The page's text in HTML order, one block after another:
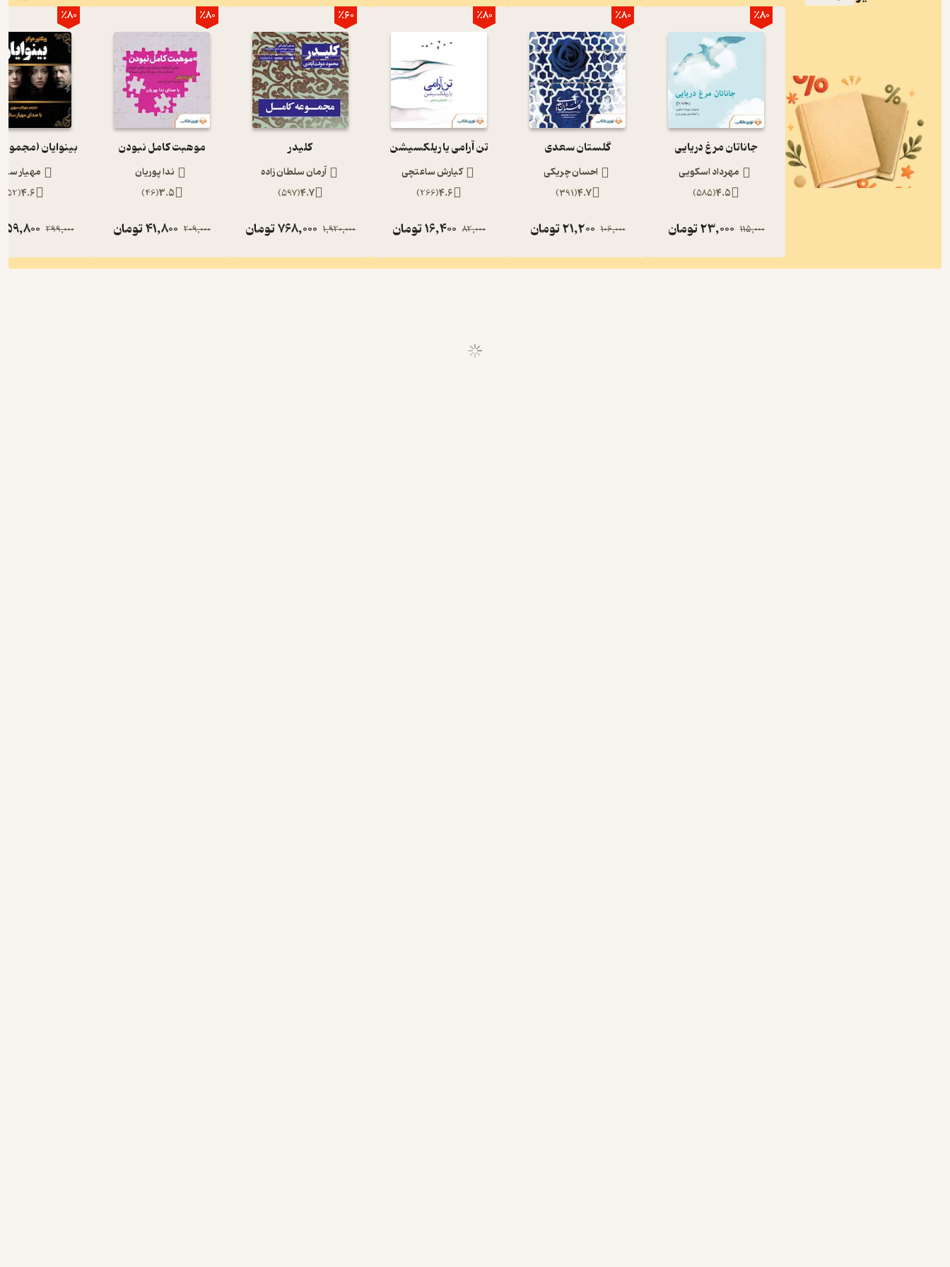
٪80
جاناتان مرغ دریایی
مهرداد اسکویی
4.5
(
585
)
115,000
23,000تومان
٪80
گلستان سعدی
احسان چریکی
4.7
(
391
)
106,000
21,200تومان
٪80
تن آرامی یا ریلکسیشن
کیارش ساعتچی
4.6
(
266
)
82,000
16,400تومان
٪60
کلیدر
آرمان سلطان زاده
4.7
(
597
)
1,920,000
768,000تومان
٪80
موهبت کامل نبودن
ندا پوریان
3.5
(
46
)
209,000
41,800تومان
٪80
بینوایان
مهیار
4.6
(
52
299,000
59,800